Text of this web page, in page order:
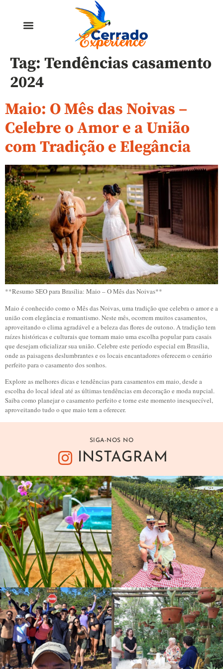
Tag: Tendências casamento
2024
Maio: O Mês das Noivas –
Celebre o Amor e a União
com Tradição e Elegância
**Resumo SEO para Brasília: Maio – O Mês das Noivas**
Maio é conhecido como o Mês das Noivas, uma tradição que celebra o amor e a
união com elegância e romantismo. Neste mês, ocorrem muitos casamentos,
aproveitando o clima agradável e a beleza das flores de outono. A tradição tem
raízes históricas e culturais que tornam maio uma escolha popular para casais
que desejam oficializar sua união. Celebre este período especial em Brasília,
onde as paisagens deslumbrantes e os locais encantadores oferecem o cenário
perfeito para o casamento dos sonhos.
Explore as melhores dicas e tendências para casamentos em maio, desde a
escolha do local ideal até as últimas tendências em decoração e moda nupcial.
Saiba como planejar o casamento perfeito e torne este momento inesquecível,
aproveitando tudo o que maio tem a oferecer.
SIGA-NOS NO
INSTAGRAM